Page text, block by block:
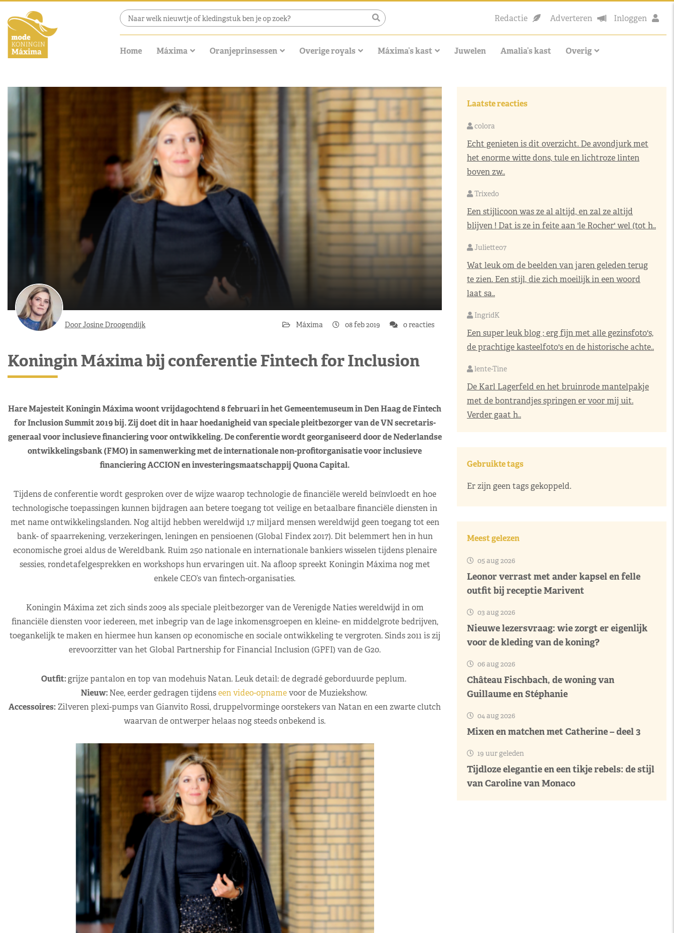
Redactie Adverteren Inloggen
Home Máxima Oranjeprinsessen Overige royals Máxima’s kast Juwelen Amalia’s kast Overig
Door Josine Droogendijk Máxima 08 feb 2019 0 reacties
Koningin Máxima bij conferentie Fintech for Inclusion
Hare Majesteit Koningin Máxima woont vrijdagochtend 8 februari in het Gemeentemuseum in Den Haag de Fintech
for Inclusion Summit 2019 bij. Zij doet dit in haar hoedanigheid van speciale pleitbezorger van de VN secretaris-
generaal voor inclusieve financiering voor ontwikkeling. De conferentie wordt georganiseerd door de Nederlandse
ontwikkelingsbank (FMO) in samenwerking met de internationale non-profitorganisatie voor inclusieve
financiering ACCION en investeringsmaatschappij Quona Capital.
Tijdens de conferentie wordt gesproken over de wijze waarop technologie de financiële wereld beïnvloedt en hoe
technologische toepassingen kunnen bijdragen aan betere toegang tot veilige en betaalbare financiële diensten in
met name ontwikkelingslanden. Nog altijd hebben wereldwijd 1,7 miljard mensen wereldwijd geen toegang tot een
bank- of spaarrekening, verzekeringen, leningen en pensioenen (Global Findex 2017). Dit belemmert hen in hun
economische groei aldus de Wereldbank. Ruim 250 nationale en internationale bankiers wisselen tijdens plenaire
sessies, rondetafelgesprekken en workshops hun ervaringen uit. Na afloop spreekt Koningin Máxima nog met
enkele CEO’s van fintech-organisaties.
Koningin Máxima zet zich sinds 2009 als speciale pleitbezorger van de Verenigde Naties wereldwijd in om
financiële diensten voor iedereen, met inbegrip van de lage inkomensgroepen en kleine- en middelgrote bedrijven,
toegankelijk te maken en hiermee hun kansen op economische en sociale ontwikkeling te vergroten. Sinds 2011 is zij
erevoorzitter van het Global Partnership for Financial Inclusion (GPFI) van de G20.
Outfit:grijze pantalon en top van modehuis Natan. Leuk detail: de degradé geborduurde peplum.
Nieuw:Nee, eerder gedragen tijdenseen video-opnamevoor de Muziekshow.
Accessoires:Zilveren plexi-pumps van Gianvito Rossi, druppelvorminge oorstekers van Natan en een zwarte clutch
waarvan de ontwerper helaas nog steeds onbekend is.
Laatste reacties
colora
Echt genieten is dit overzicht. De avondjurk met
het enorme witte dons, tule en lichtroze linten
boven zw..
Trixedo
Een stijlicoon was ze al altijd, en zal ze altijd
blijven ! Dat is ze in feite aan 'le Rocher' wel (tot h..
Juliette07
Wat leuk om de beelden van jaren geleden terug
te zien. Een stijl, die zich moeilijk in een woord
laat sa..
IngridK
Een super leuk blog ; erg fijn met alle gezinsfoto's,
de prachtige kasteelfoto's en de historische achte..
lente-Tine
De Karl Lagerfeld en het bruinrode mantelpakje
met de bontrandjes springen er voor mij uit.
Verder gaat h..
Gebruikte tags
Er zijn geen tags gekoppeld.
Meest gelezen
05 aug 2026
Leonor verrast met ander kapsel en felle
outfit bij receptie Marivent
03 aug 2026
Nieuwe lezersvraag: wie zorgt er eigenlijk
voor de kleding van de koning?
06 aug 2026
Château Fischbach, de woning van
Guillaume en Stéphanie
04 aug 2026
Mixen en matchen met Catherine – deel 3
19 uur geleden
Tijdloze elegantie en een tikje rebels: de stijl
van Caroline van Monaco